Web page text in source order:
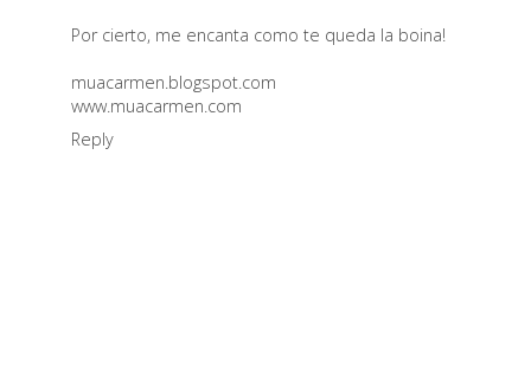
Por cierto, me encanta como te queda la boina!
muacarmen.blogspot.com
www.muacarmen.com
Reply